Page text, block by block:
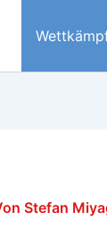
Stefan